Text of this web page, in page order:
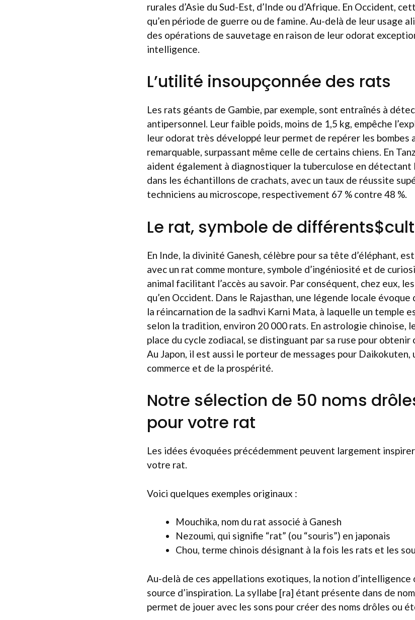
rurales d’Asie du Sud-Est, d’Inde ou d’Afrique. En Occident,
qu’en période de guerre ou de famine. Au-delà de leur usage
des opérations de sauvetage en raison de leur odorat
intelligence.
L’utilité insoupçonnée des rats
Les rats géants de Gambie, par exemple, sont entraînés à
antipersonnel. Leur faible poids, moins de 1,5 kg, empêche
leur odorat très développé leur permet de repérer les bombes
remarquable, surpassant même celle de certains chiens. En
aident également à diagnostiquer la tuberculose en détectant
dans les échantillons de crachats, avec un taux de réussite
techniciens au microscope, respectivement 67 % contre 48 %.
Le rat, symbole de
En Inde, la divinité Ganesh, célèbre pour sa tête d’éléphant,
avec un rat comme monture, symbole d’ingéniosité et de
animal facilitant l’accès au savoir. Par conséquent, chez eux,
qu’en Occident. Dans le Rajasthan, une légende locale
la réincarnation de la sadhvi Karni Mata, à laquelle un temple
selon la tradition, environ 20 000 rats. En astrologie chinoise,
place du cycle zodiacal, se distinguant par sa ruse pour obtenir
Au Japon, il est aussi le porteur de messages pour
commerce et de la prospérité.
Notre sélection de 50 noms
pour votre rat
Les idées évoquées précédemment peuvent largement inspirer
votre rat.
Voici quelques exemples originaux :
Mouchika, nom du rat associé à Ganesh
Nezoumi, qui signifie “rat” (ou “souris”) en japonais
Chou, terme chinois désignant à la fois les rats et les
Au-delà de ces appellations exotiques, la notion
source d’inspiration. La syllabe [ra] étant présente dans de
permet de jouer avec les sons pour créer des noms drôles ou